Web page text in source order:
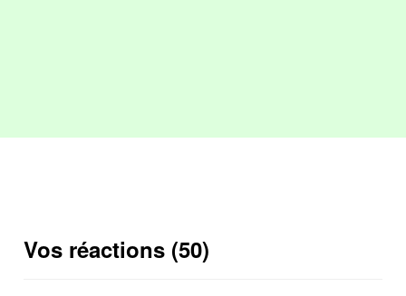
Vos réactions (50)